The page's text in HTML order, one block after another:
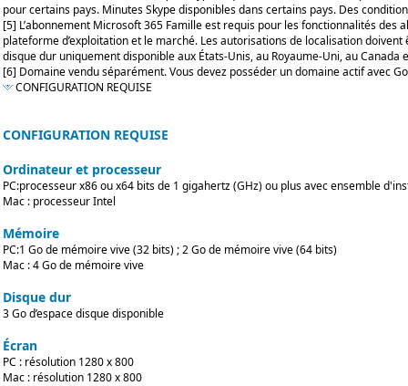
pour certains pays. Minutes Skype disponibles dans certains pays. Des
[5] L’abonnement Microsoft 365 Famille est requis pour les fonctionnalités
plateforme d’exploitation et le marché. Les autorisations de localisation
disque dur uniquement disponible aux États-Unis, au Royaume-Uni, au Canada
[6] Domaine vendu séparément. Vous devez posséder un domaine actif avec
CONFIGURATION REQUISE
CONFIGURATION REQUISE
Ordinateur et processeur
PC:processeur x86 ou x64 bits de 1 gigahertz (GHz) ou plus avec ensemble
Mac : processeur Intel
Mémoire
PC:1 Go de mémoire vive (32 bits) ; 2 Go de mémoire vive (64 bits)
Mac : 4 Go de mémoire vive
Disque dur
3 Go d’espace disque disponible
Écran
PC : résolution 1280 x 800
Mac : résolution 1280 x 800